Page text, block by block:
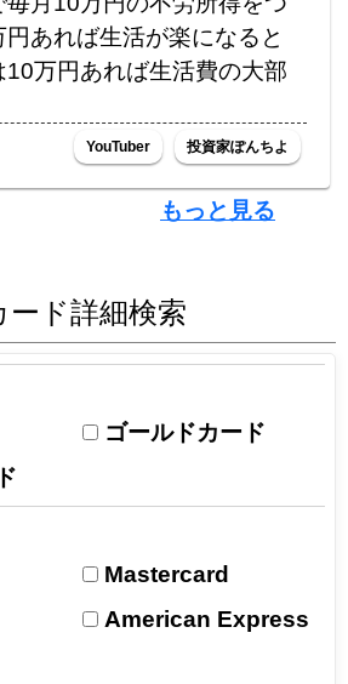
円あれば生活が楽になると
10万円あれば生活費の大部
YouTuber 投資家ぽんちよ
もっと見る
ド詳細検索
ゴールドカード
Mastercard
American Express